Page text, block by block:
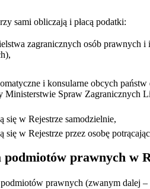
sami obliczają i płacą podatki:
zagranicznych osób prawnych
i konsularne obcych
Spraw Zagranicznych
się w Rejestrze samodzielnie,
w Rejestrze przez osobę
podmiotów prawnych w
prawnych (zwanym dalej